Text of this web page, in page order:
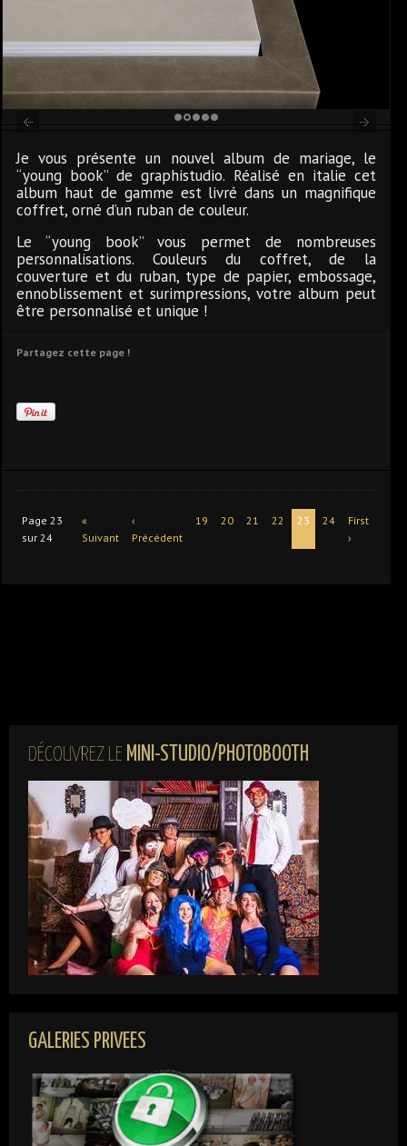
12345
Je vous présente un nouvel album de mariage, le
“young book” de graphistudio. Réalisé en italie cet
album haut de gamme est livré dans un magnifique
coffret, orné d’un ruban de couleur.
Le “young book” vous permet de nombreuses
personnalisations. Couleurs du coffret, de la
couverture et du ruban, type de papier, embossage,
ennoblissement et surimpressions, votre album peut
être personnalisé et unique !
Partagez cette page !
Page 23
sur 24
«
Suivant
‹
Précédent
19 20 21 22 23 24
First
›
DÉCOUVREZ LE MINI-STUDIO/PHOTOBOOTH
GALERIES PRIVEES